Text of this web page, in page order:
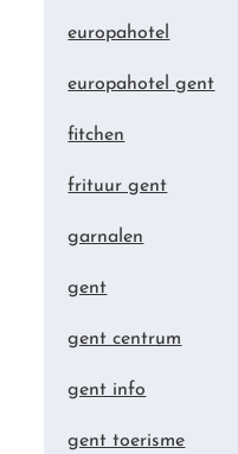
europahotel
europahotel gent
fitchen
frituur gent
garnalen
gent
gent centrum
gent info
gent toerisme